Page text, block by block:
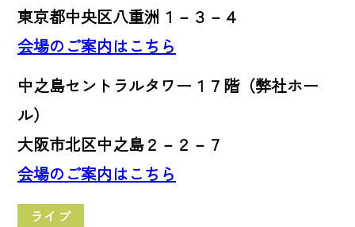
東京都中央区八重洲１－３－４
会場のご案内はこちら
中之島セントラルタワー１７階（弊社ホー
ル）
大阪市北区中之島２－２－７
会場のご案内はこちら
ライブ